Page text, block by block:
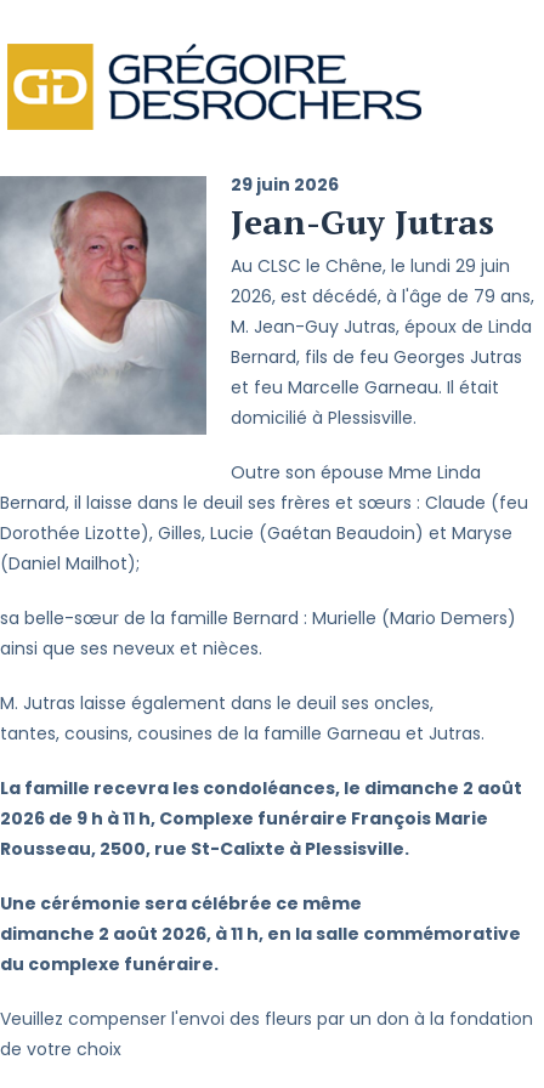
29 juin 2026
Jean-Guy Jutras
Au CLSC le Chêne, le lundi 29 juin
2026, est décédé, à l'âge de 79 ans,
M. Jean-Guy Jutras, époux de Linda
Bernard, fils de feu Georges Jutras
et feu Marcelle Garneau. Il était
domicilié à Plessisville.
Outre son épouse Mme Linda
Bernard, il laisse dans le deuil ses frères et sœurs : Claude (feu
Dorothée Lizotte), Gilles, Lucie (Gaétan Beaudoin) et Maryse
(Daniel Mailhot);
sa belle-sœur de la famille Bernard : Murielle (Mario Demers)
ainsi que ses neveux et nièces.
M. Jutras laisse également dans le deuil ses oncles,
tantes, cousins, cousines de la famille Garneau et Jutras.
La famille recevra les condoléances, le dimanche 2 août
2026 de 9 h à 11 h, Complexe funéraire François Marie
Rousseau, 2500, rue St-Calixte à Plessisville.
Une cérémonie sera célébrée ce même
dimanche 2 août 2026, à 11 h, en la salle commémorative
du complexe funéraire.
Veuillez compenser l'envoi des fleurs par un don à la fondation
de votre choix